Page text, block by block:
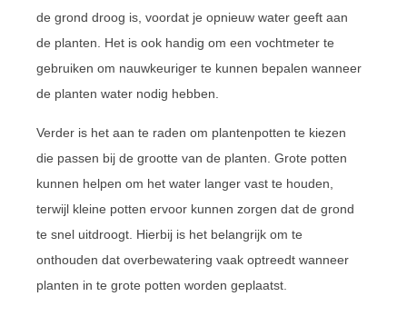
de grond droog is, voordat je opnieuw water geeft aan
de planten. Het is ook handig om een vochtmeter te
gebruiken om nauwkeuriger te kunnen bepalen wanneer
de planten water nodig hebben.
Verder is het aan te raden om plantenpotten te kiezen
die passen bij de grootte van de planten. Grote potten
kunnen helpen om het water langer vast te houden,
terwijl kleine potten ervoor kunnen zorgen dat de grond
te snel uitdroogt. Hierbij is het belangrijk om te
onthouden dat overbewatering vaak optreedt wanneer
planten in te grote potten worden geplaatst.